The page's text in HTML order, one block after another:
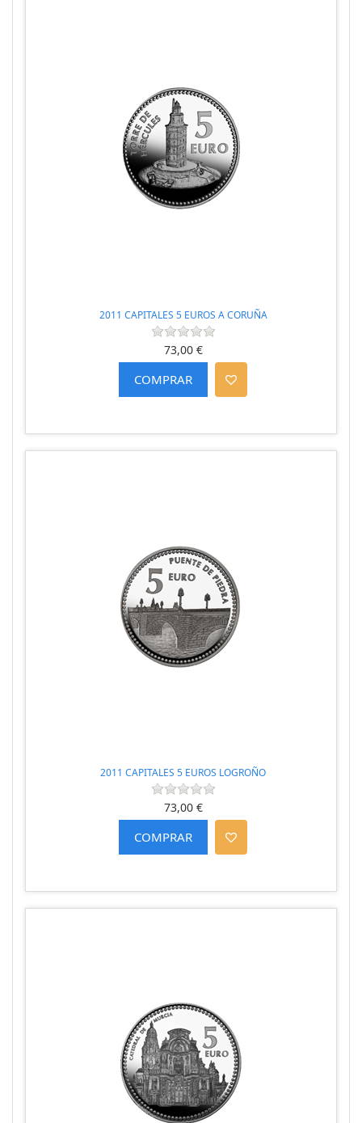
2011 CAPITALES 5 EUROS A CORUÑA
73,00 €
2011 CAPITALES 5 EUROS LOGROÑO
73,00 €